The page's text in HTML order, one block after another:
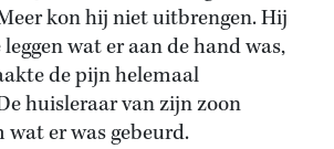
kon hij niet uitbrengen. Hij
wat er aan de hand was,
de pijn helemaal
huisleraar van zijn zoon
er was gebeurd.